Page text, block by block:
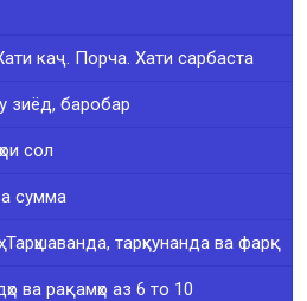
каҷ. Порча. Хати сарбаста
зиёд, баробар
сол
сумма
Тарҳшаванда, тарҳкунанда ва фарқ
ва рақамҳо аз 6 то 10